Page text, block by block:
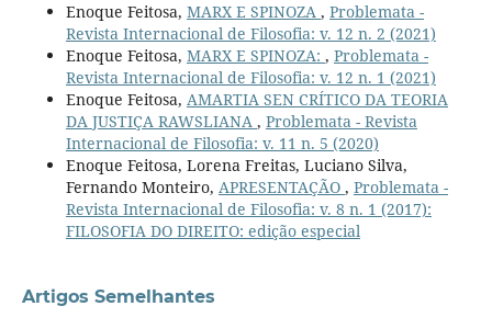
Enoque Feitosa, MARX E SPINOZA , Problemata -
Revista Internacional de Filosofia: v. 12 n. 2 (2021)
Enoque Feitosa, MARX E SPINOZA: , Problemata -
Revista Internacional de Filosofia: v. 12 n. 1 (2021)
Enoque Feitosa, AMARTIA SEN CRÍTICO DA TEORIA
DA JUSTIÇA RAWSLIANA , Problemata - Revista
Internacional de Filosofia: v. 11 n. 5 (2020)
Enoque Feitosa, Lorena Freitas, Luciano Silva,
Fernando Monteiro, APRESENTAÇÃO , Problemata -
Revista Internacional de Filosofia: v. 8 n. 1 (2017):
FILOSOFIA DO DIREITO: edição especial
Artigos Semelhantes